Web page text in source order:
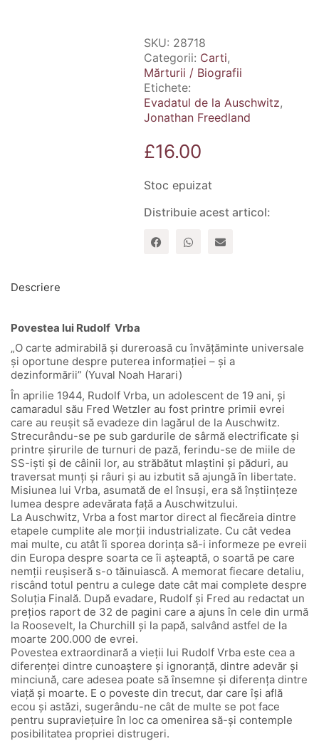
SKU: 28718
Categorii: Carti,
Mărturii / Biografii
Etichete:
Evadatul de la Auschwitz,
Jonathan Freedland
£16.00
Stoc epuizat
Distribuie acest articol:
Descriere
Povestea lui Rudolf Vrba
„O carte admirabilă și dureroasă cu învățăminte universale
și oportune despre puterea informației – și a
dezinformării” (Yuval Noah Harari)
În aprilie 1944, Rudolf Vrba, un adolescent de 19 ani, și
camaradul său Fred Wetzler au fost printre primii evrei
care au reușit să evadeze din lagărul de la Auschwitz.
Strecurându-se pe sub gardurile de sârmă electrificate și
printre șirurile de turnuri de pază, ferindu-se de miile de
SS-iști și de câinii lor, au străbătut mlaștini și păduri, au
traversat munți și râuri și au izbutit să ajungă în libertate.
Misiunea lui Vrba, asumată de el însuși, era să înștiințeze
lumea despre adevărata față a Auschwitzului.
La Auschwitz, Vrba a fost martor direct al fiecăreia dintre
etapele cumplite ale morții industrializate. Cu cât vedea
mai multe, cu atât îi sporea dorința să-i informeze pe evreii
din Europa despre soarta ce îi așteaptă, o soartă pe care
nemții reușiseră s-o tăinuiască. A memorat fiecare detaliu,
riscând totul pentru a culege date cât mai complete despre
Soluția Finală. După evadare, Rudolf și Fred au redactat un
prețios raport de 32 de pagini care a ajuns în cele din urmă
la Roosevelt, la Churchill și la papă, salvând astfel de la
moarte 200.000 de evrei.
Povestea extraordinară a vieții lui Rudolf Vrba este cea a
diferenței dintre cunoaștere și ignoranță, dintre adevăr și
minciună, care adesea poate să însemne și diferența dintre
viață și moarte. E o poveste din trecut, dar care își află
ecou și astăzi, sugerându-ne cât de multe se pot face
pentru supraviețuire în loc ca omenirea să-și contemple
posibilitatea propriei distrugeri.